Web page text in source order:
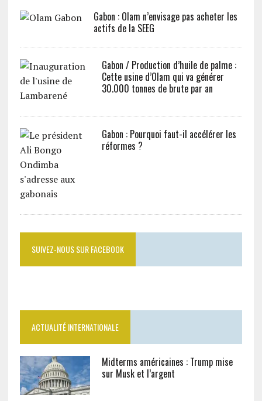
Gabon : Olam n’envisage pas acheter les
actifs de la SEEG
Gabon / Production d’huile de palme :
Cette usine d’Olam qui va générer
30.000 tonnes de brute par an
Gabon : Pourquoi faut-il accélérer les
réformes ?
SUIVEZ-NOUS SUR FACEBOOK
ACTUALITÉ INTERNATIONALE
Midterms américaines : Trump mise
sur Musk et l’argent